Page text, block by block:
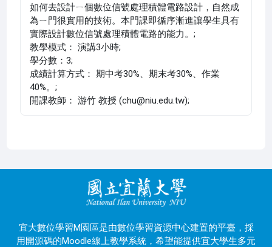
如何去設計ㄧ個數位信號處理積體電路設計，自然成
為ㄧ門很實用的技術。本門課即循序漸進讓學生具有
實際設計數位信號處理積體電路的能力。;
教學模式： 演講3小時;
學分數：3;
成績計算方式： 期中考30%、期末考30%、作業
40%。;
開課教師： 游竹 教授 (chu@niu.edu.tw);
宜大數位學習M園區是由數位學習資源中心建置的平臺，採
用開源碼的Moodle線上教學系統，希望能提供宜大學生多元